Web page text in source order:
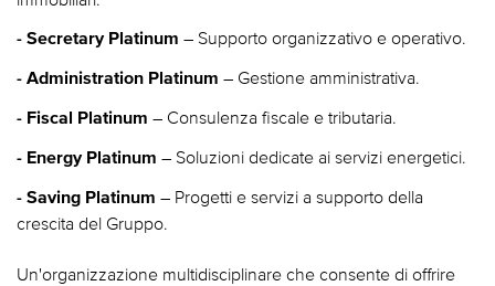
- Secretary Platinum – Supporto organizzativo e operativo.
- Administration Platinum – Gestione amministrativa.
- Fiscal Platinum – Consulenza fiscale e tributaria.
- Energy Platinum – Soluzioni dedicate ai servizi energetici.
- Saving Platinum – Progetti e servizi a supporto della
crescita del Gruppo.
Un'organizzazione multidisciplinare che consente di offrire